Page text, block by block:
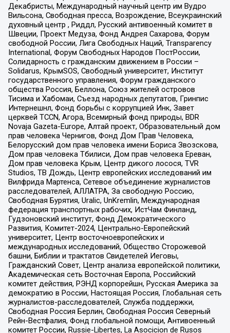
Декабристы, Международный научный центр им Вудро
Вильсона, Свободная пресса, Возрождение, Всеукраинский
духовный центр , Риддл, Русский антивоенный комитет в
Швеции, Проект Медуза, Фонд Андрея Сахарова, Форум
свободной России, Лига Свободных Наций, Transparеncy
International, Форум Свободных Народов ПостРоссии,
Солидарность с гражданским движением в России –
Solidarus, КрымSOS, Свободный университет, Институт
государственного управления, Форум гражданского
общества Россия, Беллона, Союз жителей островов
Тисима и Хабомаи, Съезд народных депутатов, Гринпис
Интернешнл, Фонд борьбы с коррупцией Инк, Завет
церквей TCCN, Агора, Всемирный фонд природы, BDR
Novaja Gazeta-Europe, Алтай проект, Образовательный дом
прав человека Чернигов, Фонд Дом Прав Человека,
Белорусский дом прав человека имени Бориса Звозскова,
Дом прав человека Тбилиси, Дом прав человека Ереван,
Дом прав человека Крым, Центр дикого лосося, TVR
Studios, ТВ Дождь, Центр европейских исследований им
Вилфрида Мартенса, Сетевое объединение журналистов
расследователей, АЛЛАТРА, За свободную Россию,
Свободная Бурятия, Uralic, UnKremlin, Международная
федерация транспортных рабочих, ИстЧам Финланд,
Гудзоновский институт, Фонд Демократического
Развития, Комитет-2024, Центрально-Европейский
университет, Центр восточноевропейских и
международных исследований, Общество Сторожевой
башни, Библии и трактатов Свидетелей Иеговы,
Гражданский Совет, Центр анализа европейской политики,
Академическая сеть Восточная Европа, Российский
комитет действия, РЭНД корпорейшн, Русская Америка за
демократию в России, Настоящая Россия, Глобальная сеть
журналистов-расследователей, Служба поддержки,
Свободная Россия Берлин, Свободная Россия Северный
Рейн-Вестфалия, Фонд глобальной помощи, Антивоенный
комитет России, Russie-Libertes, La Asocicion de Rusos